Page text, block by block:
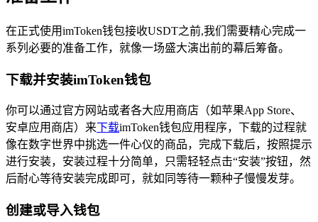
在正式使用imToken钱包接收USDT之前,我们需要精心完成一
系列必要的准备工作，就像一场盛大演出前的幕后筹备。
下载并安装imToken钱包
你可以通过官方网站或者各大应用商店（如苹果App Store、
安卓应用商店）来下载imToken钱包应用程序，下载的过程就
像在数字世界中挑选一件心仪的商品，完成下载后，按照提示
进行安装，安装过程十分简单，只需轻轻点击“安装”按钮，然
后耐心等待安装完成即可，就如同等待一颗种子慢慢发芽。
创建或导入钱包